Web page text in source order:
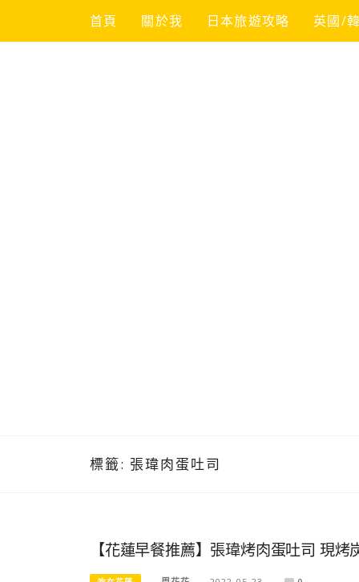
content
首頁 關於我 日本旅遊攻略 英國/
標籤: 張瑋肉蛋吐司
【花蓮早餐推薦】張瑋烤肉蛋吐司 現